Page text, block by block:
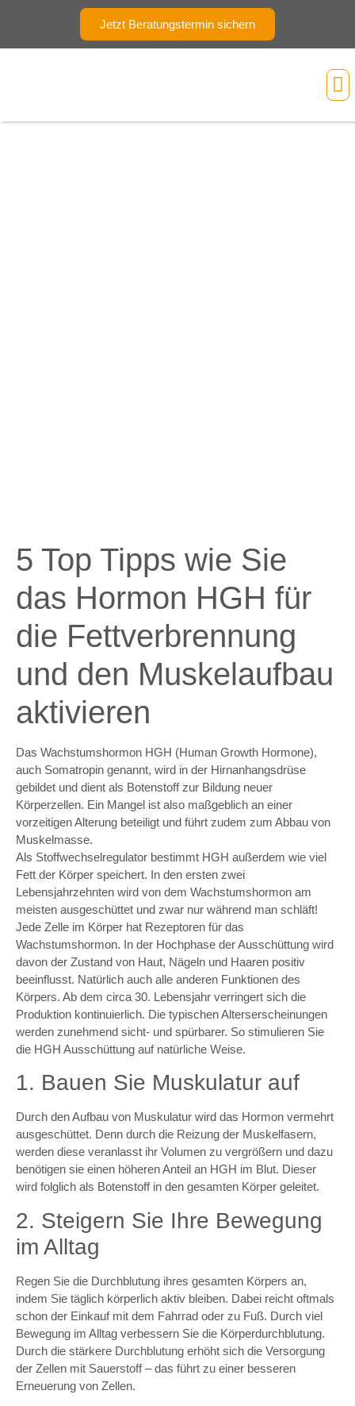
Jetzt Beratungstermin sichern
5 Top Tipps wie Sie
das Hormon HGH für
die Fettverbrennung
und den Muskelaufbau
aktivieren
Das Wachstumshormon HGH (Human Growth Hormone),
auch Somatropin genannt, wird in der Hirnanhangsdrüse
gebildet und dient als Botenstoff zur Bildung neuer
Körperzellen. Ein Mangel ist also maßgeblich an einer
vorzeitigen Alterung beteiligt und führt zudem zum Abbau von
Muskelmasse.
Als Stoffwechselregulator bestimmt HGH außerdem wie viel
Fett der Körper speichert. In den ersten zwei
Lebensjahrzehnten wird von dem Wachstumshormon am
meisten ausgeschüttet und zwar nur während man schläft!
Jede Zelle im Körper hat Rezeptoren für das
Wachstumshormon. In der Hochphase der Ausschüttung wird
davon der Zustand von Haut, Nägeln und Haaren positiv
beeinflusst. Natürlich auch alle anderen Funktionen des
Körpers. Ab dem circa 30. Lebensjahr verringert sich die
Produktion kontinuierlich. Die typischen Alterserscheinungen
werden zunehmend sicht- und spürbarer. So stimulieren Sie
die HGH Ausschüttung auf natürliche Weise.
1. Bauen Sie Muskulatur auf
Durch den Aufbau von Muskulatur wird das Hormon vermehrt
ausgeschüttet. Denn durch die Reizung der Muskelfasern,
werden diese veranlasst ihr Volumen zu vergrößern und dazu
benötigen sie einen höheren Anteil an HGH im Blut. Dieser
wird folglich als Botenstoff in den gesamten Körper geleitet.
2. Steigern Sie Ihre Bewegung
im Alltag
Regen Sie die Durchblutung ihres gesamten Körpers an,
indem Sie täglich körperlich aktiv bleiben. Dabei reicht oftmals
schon der Einkauf mit dem Fahrrad oder zu Fuß. Durch viel
Bewegung im Alltag verbessern Sie die Körperdurchblutung.
Durch die stärkere Durchblutung erhöht sich die Versorgung
der Zellen mit Sauerstoff – das führt zu einer besseren
Erneuerung von Zellen.